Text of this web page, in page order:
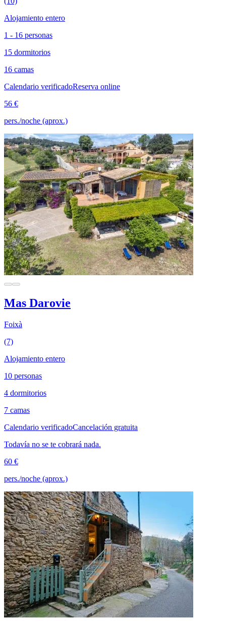
Alojamiento entero
1 - 16 personas
15 dormitorios
16 camas
Calendario verificadoReserva online
56 €
pers./noche (aprox.)
Mas Darovie
Foixà
(7)
Alojamiento entero
10 personas
4 dormitorios
7 camas
Calendario verificadoCancelación gratuita
Todavía no se te cobrará nada.
60 €
pers./noche (aprox.)